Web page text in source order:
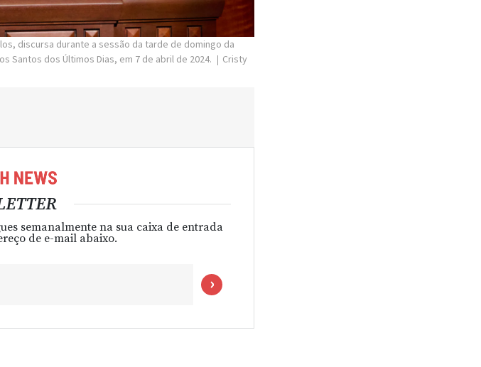
discursa durante a sessão da tarde de domingo da
Santos dos Últimos Dias, em 7 de abril de 2024.
Cristy
semanalmente na sua caixa de entrada
de e-mail abaixo.